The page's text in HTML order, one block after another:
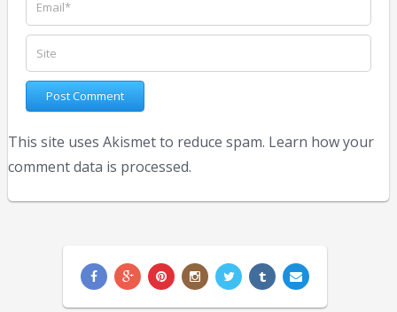
This site uses Akismet to reduce spam. Learn how your
comment data is processed.